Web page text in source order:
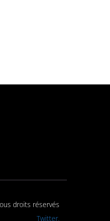
droits réservés
Twitter.